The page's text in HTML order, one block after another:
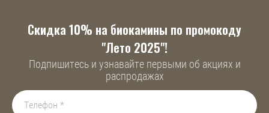
Скидка 10% на биокамины по промокоду
"Лето 2025"!
Подпишитесь и узнавайте первыми об акциях и
распродажах